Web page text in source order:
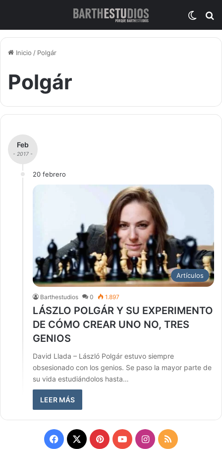
Inicio / Polgár
Polgár
Feb
- 2017 -
20 febrero
Artículos
Barthestudios 0 1.897
LÁSZLO POLGÁR Y SU EXPERIMENTO
DE CÓMO CREAR UNO NO, TRES
GENIOS
David Llada – László Polgár estuvo siempre
obsesionado con los genios. Se paso la mayor parte de
su vida estudiándolos hasta…
LEER MÁS
Facebook
X PinterestYouTubeInstagram
RSS